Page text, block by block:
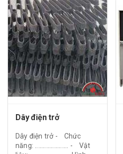
Dây điện trở
Dây điện trở - Chức
năng: ..................... - Vật